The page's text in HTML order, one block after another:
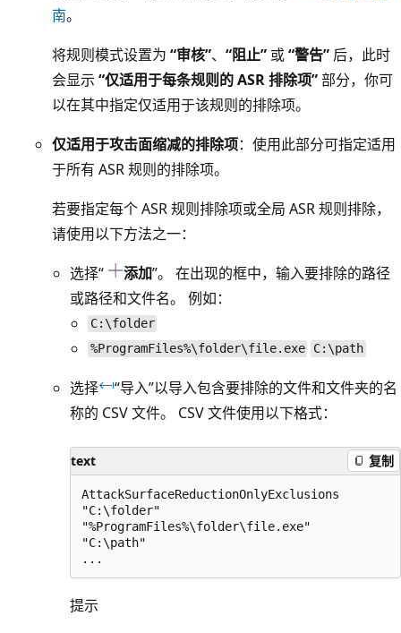
南。
将规则模式设置为 “审核”、 “阻止” 或“警告” 后，此时
会显示 “仅适用于每条规则的 ASR 排除项”部分，你可
以在其中指定仅适用于该规则的排除项。
仅适用于攻击面缩减的排除项：使用此部分可指定适用
于所有 ASR 规则的排除项。
若要指定每个 ASR 规则排除项或全局 ASR 规则排除，
请使用以下方法之一：
选择“
添加”。 在出现的框中，输入要排除的路径
或路径和文件名。 例如：
C:\folder
%ProgramFiles%\folder\file.exe
C:\path
选择 “导入”以导入包含要排除的文件和文件夹的名
称的 CSV 文件。 CSV 文件使用以下格式：
text 复制
AttackSurfaceReductionOnlyExclusions
"C:\folder"
"%ProgramFiles%\folder\file.exe"
"C:\path"
提示